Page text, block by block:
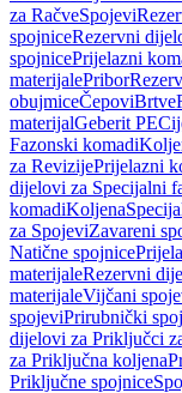
za RačveSpojevi
spojniceRezervni
spojnicePrijelazni
materijalePribor
obujmiceČepoviBrtve
materijalGeberit PE
Fazonski komadi
za RevizijePrijelazni
dijelovi za Specijalni
komadiKoljena
za SpojeviZavareni
Natične spojnice
materijaleRezervni
materijaleVijčani
spojeviPrirubnički
dijelovi za Priključci
za Priključna koljena
Priključne spojnice